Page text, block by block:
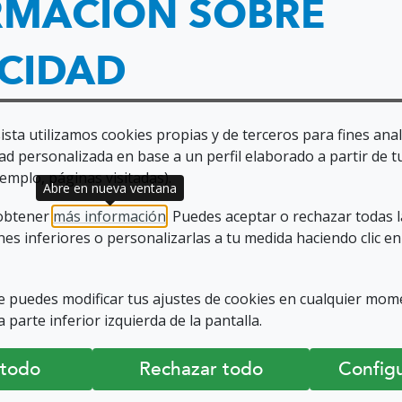
SOBRE
utilizamos cookies propias y de terceros para fines
personalizada en base a un perfil elaborado a partir de
páginas visitadas).
más información . Puedes aceptar o rechazar todas
inferiores o personalizarlas a tu medida haciendo clic
puedes modificar tus ajustes de cookies en cualquier
parte inferior izquierda de la pantalla.
Rechazar todo
Abre en nueva ventana
trasladó al restaurante Coll de Condreu,
sorteo de regalos.
delegado de la ONCE Cataluña, Enric
Guillermo Fernández, que quisieron
el más sincero agradecimiento a
de compañerismo, que contribuyeron a
Teresa Palahí, animó a todas las
entidad y también a invitar a otros
espacios de convivencia, amistad y